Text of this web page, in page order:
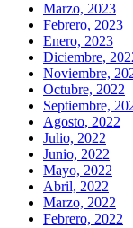
Marzo, 2023
Febrero, 2023
Enero, 2023
Diciembre,
Noviembre,
Octubre, 2022
Septiembre,
Agosto, 2022
Julio, 2022
Junio, 2022
Mayo, 2022
Abril, 2022
Marzo, 2022
Febrero, 2022